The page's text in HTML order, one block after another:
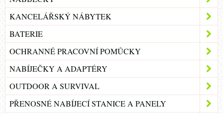
KANCELÁŘSKÝ NÁBYTEK
BATERIE
OCHRANNÉ PRACOVNÍ POMŮCKY
NABÍJEČKY A ADAPTÉRY
OUTDOOR A SURVIVAL
PŘENOSNÉ NABÍJECÍ STANICE A PANELY